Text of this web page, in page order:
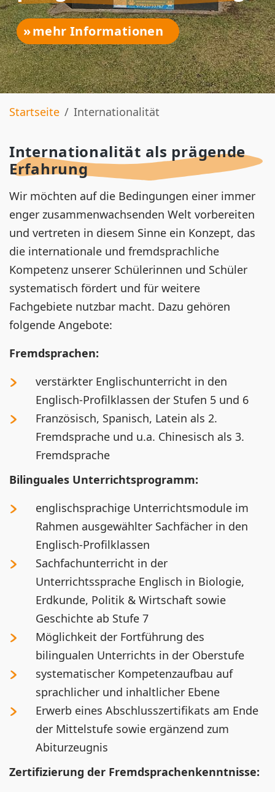
mehr Informationen
Startseite Internationalität
Internationalität als prägende
Erfahrung
Wir möchten auf die Bedingungen einer immer
enger zusammenwachsenden Welt vorbereiten
und vertreten in diesem Sinne ein Konzept, das
die internationale und fremdsprachliche
Kompetenz unserer Schülerinnen und Schüler
systematisch fördert und für weitere
Fachgebiete nutzbar macht. Dazu gehören
folgende Angebote:
Fremdsprachen:
verstärkter Englischunterricht in den
Englisch-Profilklassen der Stufen 5 und 6
Französisch, Spanisch, Latein als 2.
Fremdsprache und u.a. Chinesisch als 3.
Fremdsprache
Bilinguales Unterrichtsprogramm:
englischsprachige Unterrichtsmodule im
Rahmen ausgewählter Sachfächer in den
Englisch-Profilklassen
Sachfachunterricht in der
Unterrichtssprache Englisch in Biologie,
Erdkunde, Politik & Wirtschaft sowie
Geschichte ab Stufe 7
Möglichkeit der Fortführung des
bilingualen Unterrichts in der Oberstufe
systematischer Kompetenzaufbau auf
sprachlicher und inhaltlicher Ebene
Erwerb eines Abschlusszertifikats am Ende
der Mittelstufe sowie ergänzend zum
Abiturzeugnis
Zertifizierung der Fremdsprachenkenntnisse: